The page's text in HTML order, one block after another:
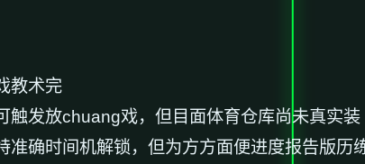
教术完
触发放chuang戏，但目面体育仓库尚未真实装
准确时间机解锁，但为方方面便进度报告版历